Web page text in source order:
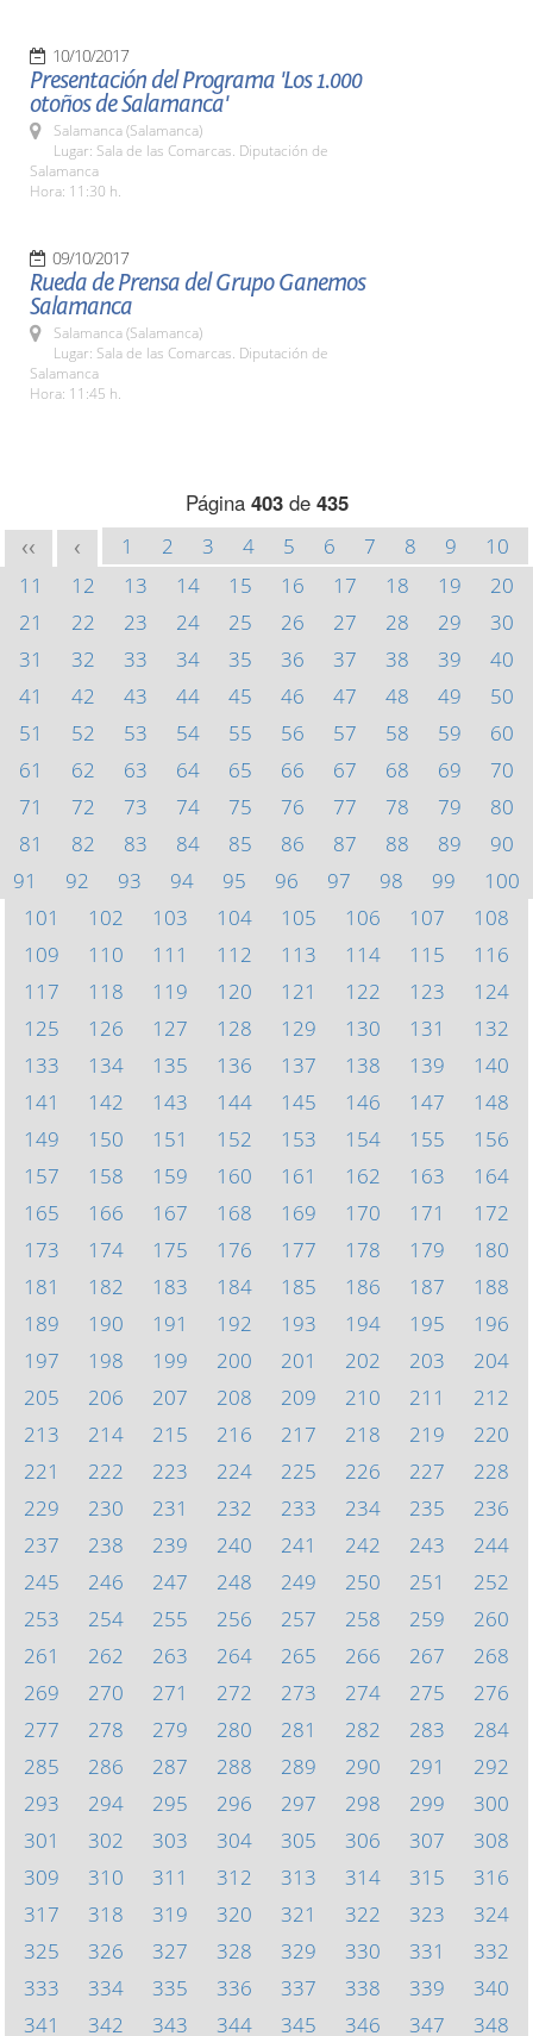
10/10/2017
Presentación del Programa 'Los 1.000
otoños de Salamanca'
Salamanca (Salamanca)
Lugar: Sala de las Comarcas. Diputación de
Salamanca
Hora: 11:30 h.
09/10/2017
Rueda de Prensa del Grupo Ganemos
Salamanca
Salamanca (Salamanca)
Lugar: Sala de las Comarcas. Diputación de
Salamanca
Hora: 11:45 h.
Página 403de 435
<< < 1 2 3 4 5 6 7 8 9
10
11
12 13 14 15 16 17 18 19
20
21
22 23 24 25 26 27 28 29
30
31
32 33 34 35 36 37 38 39
40
41
42 43 44 45 46 47 48 49
50
51
52 53 54 55 56 57 58 59
60
61
62 63 64 65 66 67 68 69
70
71
72 73 74 75 76 77 78 79
80
81
82 83 84 85 86 87 88 89
90
91
92 93 94 95 96 97 98 99
100
101
102 103 104 105 106 107
108
109
110 111 112 113 114 115
116
117
118 119 120 121 122 123
124
125
126 127 128 129 130 131
132
133
134 135 136 137 138 139
140
141
142 143 144 145 146 147
148
149
150 151 152 153 154 155
156
157
158 159 160 161 162 163
164
165
166 167 168 169 170 171
172
173
174 175 176 177 178 179
180
181
182 183 184 185 186 187
188
189
190 191 192 193 194 195
196
197
198 199 200 201 202 203
204
205
206 207 208 209 210 211
212
213
214 215 216 217 218 219
220
221
222 223 224 225 226 227
228
229
230 231 232 233 234 235
236
237
238 239 240 241 242 243
244
245
246 247 248 249 250 251
252
253
254 255 256 257 258 259
260
261
262 263 264 265 266 267
268
269
270 271 272 273 274 275
276
277
278 279 280 281 282 283
284
285
286 287 288 289 290 291
292
293
294 295 296 297 298 299
300
301
302 303 304 305 306 307
308
309
310 311 312 313 314 315
316
317
318 319 320 321 322 323
324
325
326 327 328 329 330 331
332
333
334 335 336 337 338 339
340
341
342 343 344 345 346 347 348